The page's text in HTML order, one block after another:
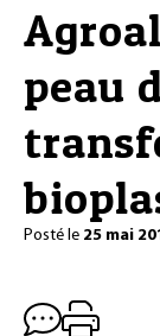
peau
Posté le 25 mai